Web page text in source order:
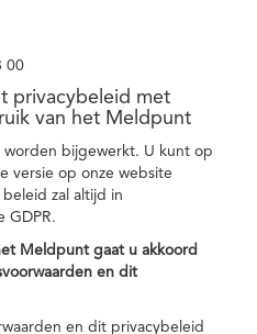
00
privacybeleid met
van het Meldpunt
bijgewerkt. U kunt op
versie op onze website
zal altijd in
GDPR.
Meldpunt gaat u akkoord
en dit
en dit privacybeleid